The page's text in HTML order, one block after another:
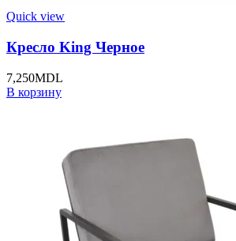
Quick view
Кресло King Черное
7,250MDL
В корзину